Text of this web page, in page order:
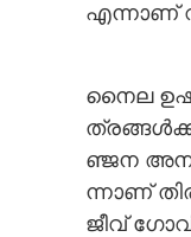
എ​ന്നാ​ണ്
നൈ​ല​ ​ഉ​ഷ​
ഞ്ജ​ന​
ന്നാ​ണ്
ജീ​വ്